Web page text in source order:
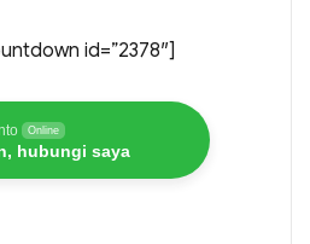
id=”2378″]
Online
hubungi saya